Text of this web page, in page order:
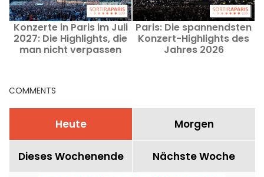
Konzerte in Paris im Juli
2027: Die Highlights, die
man nicht verpassen
Paris: Die spannendsten
Konzert-Highlights des
Jahres 2026
COMMENTS
Heute Morgen
Dieses Wochenende Nächste Woche